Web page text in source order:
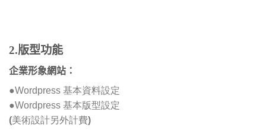
2.版型功能
企業形象網站：
●Wordpress 基本資料設定
●Wordpress 基本版型設定
(美術設計另外計費)